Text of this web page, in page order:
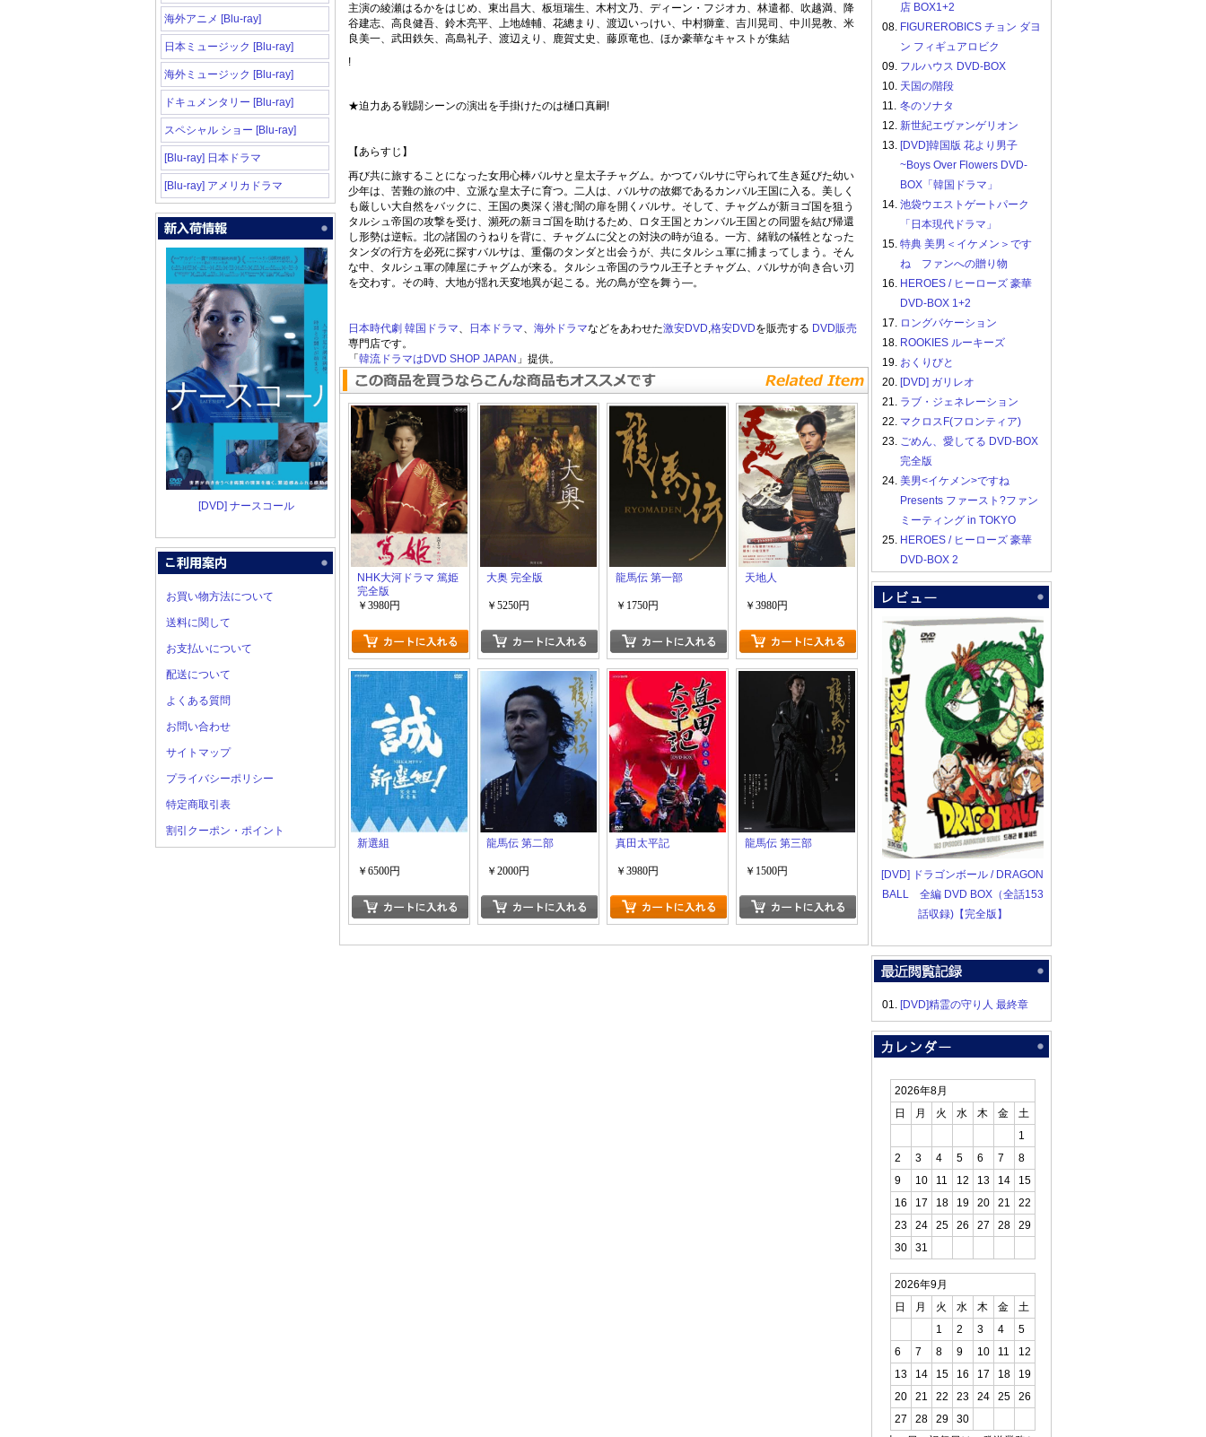
海外アニメ [Blu-ray]
日本ミュージック [Blu-ray]
海外ミュージック [Blu-ray]
ドキュメンタリー [Blu-ray]
スペシャル ショー [Blu-ray]
[Blu-ray] 日本ドラマ
[Blu-ray] アメリカドラマ
[DVD] ナースコール
お買い物方法について
送料に関して
お支払いについて
配送について
よくある質問
お問い合わせ
サイトマップ
プライバシーポリシー
特定商取引表
割引クーポン・ポイント
主演の綾瀬はるかをはじめ、東出昌大、板垣瑞生、木村文乃、ディーン・フジオカ、林遣都、吹越満、降
谷建志、高良健吾、鈴木亮平、上地雄輔、花總まり、渡辺いっけい、中村獅童、吉川晃司、中川晃教、米
良美一、武田鉄矢、高島礼子、渡辺えり、鹿賀丈史、藤原竜也、ほか豪華なキャストが集結
!
★迫力ある戦闘シーンの演出を手掛けたのは樋口真嗣!
【あらすじ】
再び共に旅することになった女用心棒バルサと皇太子チャグム。かつてバルサに守られて生き延びた幼い
少年は、苦難の旅の中、立派な皇太子に育つ。二人は、バルサの故郷であるカンバル王国に入る。美しく
も厳しい大自然をバックに、王国の奥深く潜む闇の扉を開くバルサ。そして、チャグムが新ヨゴ国を狙う
タルシュ帝国の攻撃を受け、瀕死の新ヨゴ国を助けるため、ロタ王国とカンバル王国との同盟を結び帰還
し形勢は逆転。北の諸国のうねりを背に、チャグムに父との対決の時が迫る。一方、緒戦の犠牲となった
タンダの行方を必死に探すバルサは、重傷のタンダと出会うが、共にタルシュ軍に捕まってしまう。そん
な中、タルシュ軍の陣屋にチャグムが来る。タルシュ帝国のラウル王子とチャグム、バルサが向き合い刃
を交わす。その時、大地が揺れ天変地異が起こる。光の鳥が空を舞う―。
日本時代劇 韓国ドラマ、 日本ドラマ、 海外ドラマなどをあわせた激安DVD,格安DVDを販売する DVD販売
専門店です。
「 韓流ドラマはDVD SHOP JAPAN 」提供。
NHK大河ドラマ 篤姫
完全版
￥3980円
大奥 完全版
￥5250円
龍馬伝 第一部
￥1750円
天地人
￥3980円
新選組
￥6500円
龍馬伝 第二部
￥2000円
真田太平記
￥3980円
龍馬伝 第三部
￥1500円
店 BOX1+2
08. FIGUREROBICS チョン ダヨ
ン フィギュアロビク
09. フルハウス DVD-BOX
10. 天国の階段
11. 冬のソナタ
12. 新世紀エヴァンゲリオン
13. [DVD]韓国版 花より男子
~Boys Over Flowers DVD-
BOX「韓国ドラマ」
14. 池袋ウエストゲートパーク
「日本現代ドラマ」
15. 特典 美男＜イケメン＞です
ね ファンへの贈り物
16. HEROES / ヒーローズ 豪華
DVD-BOX 1+2
17. ロングバケーション
18. ROOKIES ルーキーズ
19. おくりびと
20. [DVD] ガリレオ
21. ラブ・ジェネレーション
22. マクロスF(フロンティア)
23. ごめん、愛してる DVD-BOX
完全版
24. 美男<イケメン>ですね
Presents ファースト?ファン
ミーティング in TOKYO
25. HEROES / ヒーローズ 豪華
DVD-BOX 2
[DVD] ドラゴンボール / DRAGON
BALL 全編 DVD BOX（全話153
話収録)【完全版】
01. [DVD]精霊の守り人 最終章
2026年8月
日
月 火 水 木 金
土
1
2
3 4 5 6 7
8
9
10 11 12 13 14
15
16
17 18 19 20 21
22
23
24 25 26 27 28
29
30
31
2026年9月
日
月 火 水 木 金
土
1
2 3 4
5
6
7 8 9 10 11
12
13
14 15 16 17 18
19
20
21 22 23 24 25
26
27
28 29
30